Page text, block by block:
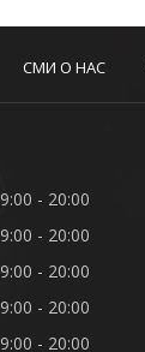
СМИ О НАС
9:00 - 20:00
9:00 - 20:00
9:00 - 20:00
9:00 - 20:00
9:00 - 20:00